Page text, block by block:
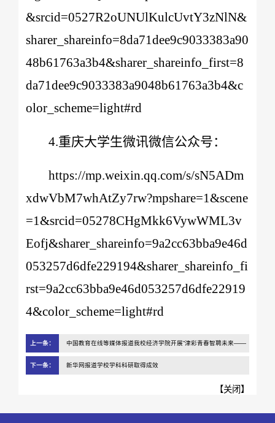
&srcid=0527R2oUNUlKulcUvtY3zNlN&
sharer_shareinfo=8da71dee9c9033383a90
48b61763a3b4&sharer_shareinfo_first=8
da71dee9c9033383a9048b61763a3b4&c
olor_scheme=light#rd
4.重庆大学生微讯微信公众号：
https://mp.weixin.qq.com/s/sN5ADm
xdwVbM7whAtZy7rw?mpshare=1&scene
=1&srcid=05278CHgMkk6VywWML3v
Eofj&sharer_shareinfo=9a2cc63bba9e46d
053257d6dfe229194&sharer_shareinfo_fi
rst=9a2cc63bba9e46d053257d6dfe22919
4&color_scheme=light#rd
上一条： 中国教育在线等媒体报道我校经济学院开展“津彩青春智聘未来——
入企一日训” 活动
下一条： 新华网报道学校学科科研取得成效
【关闭 】